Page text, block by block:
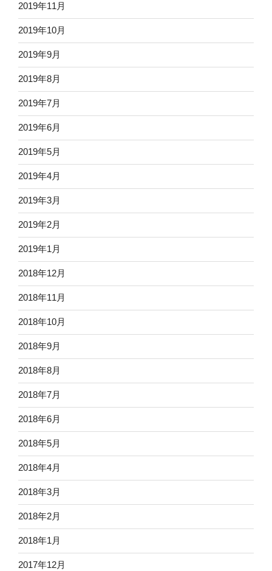
2019年11月
2019年10月
2019年9月
2019年8月
2019年7月
2019年6月
2019年5月
2019年4月
2019年3月
2019年2月
2019年1月
2018年12月
2018年11月
2018年10月
2018年9月
2018年8月
2018年7月
2018年6月
2018年5月
2018年4月
2018年3月
2018年2月
2018年1月
2017年12月